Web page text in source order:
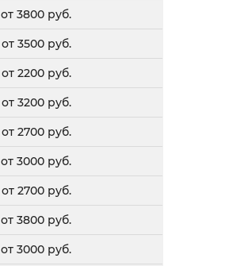
от 3800 руб.
от 3500 руб.
от 2200 руб.
от 3200 руб.
от 2700 руб.
от 3000 руб.
от 2700 руб.
от 3800 руб.
от 3000 руб.